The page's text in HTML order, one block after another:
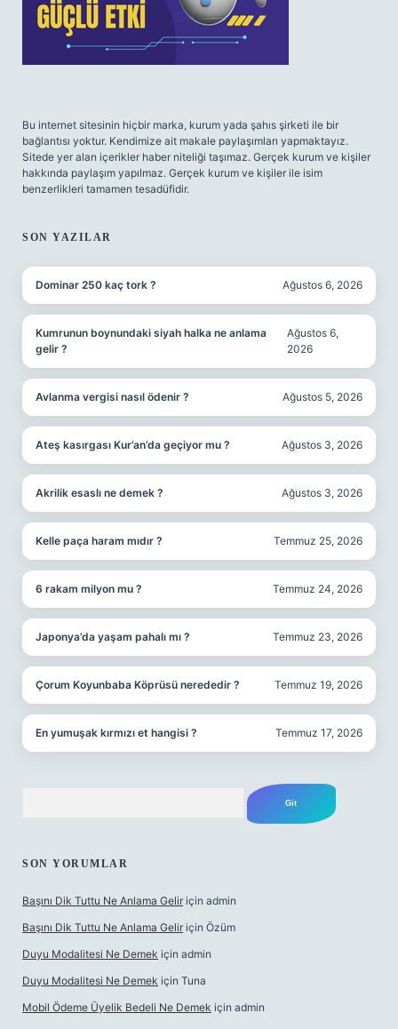
Bu internet sitesinin hiçbir marka, kurum yada şahıs şirketi ile bir
bağlantısı yoktur. Kendimize ait makale paylaşımları yapmaktayız.
Sitede yer alan içerikler haber niteliği taşımaz. Gerçek kurum ve kişiler
hakkında paylaşım yapılmaz. Gerçek kurum ve kişiler ile isim
benzerlikleri tamamen tesadüfidir.
SON YAZILAR
Dominar 250 kaç tork ? Ağustos 6, 2026
Kumrunun boynundaki siyah halka ne anlama
gelir ?
Ağustos 6,
2026
Avlanma vergisi nasıl ödenir ? Ağustos 5, 2026
Ateş kasırgası Kur’an’da geçiyor mu ? Ağustos 3, 2026
Akrilik esaslı ne demek ? Ağustos 3, 2026
Kelle paça haram mıdır ? Temmuz 25, 2026
6 rakam milyon mu ? Temmuz 24, 2026
Japonya’da yaşam pahalı mı ? Temmuz 23, 2026
Çorum Koyunbaba Köprüsü nerededir ? Temmuz 19, 2026
En yumuşak kırmızı et hangisi ? Temmuz 17, 2026
SON YORUMLAR
Başını Dik Tuttu Ne Anlama Gelir için admin
Başını Dik Tuttu Ne Anlama Gelir için Özüm
Duyu Modalitesi Ne Demek için admin
Duyu Modalitesi Ne Demek için Tuna
Mobil Ödeme Üyelik Bedeli Ne Demek için admin